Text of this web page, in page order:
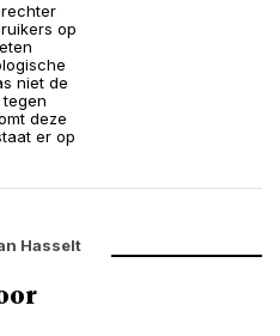
op
niet de
deze
er op
Hasselt